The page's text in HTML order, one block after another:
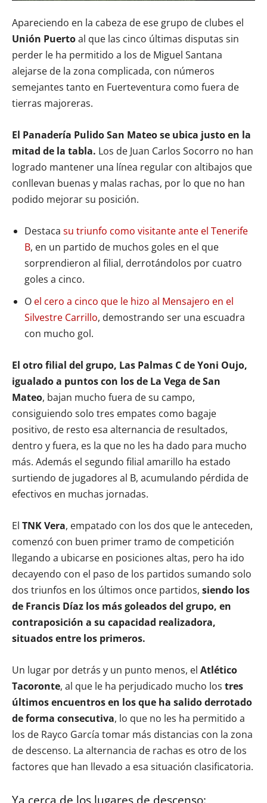
Apareciendo en la cabeza de ese grupo de clubes el
Unión Puertoal que las cinco últimas disputas sin
perder le ha permitido a los de Miguel Santana
alejarse de la zona complicada, con números
semejantes tanto en Fuerteventura como fuera de
tierras majoreras.
El Panadería Pulido San Mateo se ubica justo en la
mitad de la tabla. Los de Juan Carlos Socorro no han
logrado mantener una línea regular con altibajos que
conllevan buenas y malas rachas, por lo que no han
podido mejorar su posición.
Destaca su triunfo como visitante ante el Tenerife
B, en un partido de muchos goles en el que
sorprendieron al filial, derrotándolos por cuatro
goles a cinco.
O el cero a cinco que le hizo al Mensajero en el
Silvestre Carrillo, demostrando ser una escuadra
con mucho gol.
El otro filial del grupo, Las Palmas C de Yoni Oujo,
igualado a puntos con los de La Vega de San
Mateo, bajan mucho fuera de su campo,
consiguiendo solo tres empates como bagaje
positivo, de resto esa alternancia de resultados,
dentro y fuera, es la que no les ha dado para mucho
más. Además el segundo filial amarillo ha estado
surtiendo de jugadores al B, acumulando pérdida de
efectivos en muchas jornadas.
El TNK Vera, empatado con los dos que le anteceden,
comenzó con buen primer tramo de competición
llegando a ubicarse en posiciones altas, pero ha ido
decayendo con el paso de los partidos sumando solo
dos triunfos en los últimos once partidos, siendo los
de Francis Díaz los más goleados del grupo, en
contraposición a su capacidad realizadora,
situados entre los primeros.
Un lugar por detrás y un punto menos, el Atlético
Tacoronte, al que le ha perjudicado mucho los tres
últimos encuentros en los que ha salido derrotado
de forma consecutiva, lo que no les ha permitido a
los de Rayco García tomar más distancias con la zona
de descenso. La alternancia de rachas es otro de los
factores que han llevado a esa situación clasificatoria.
Ya cerca de los lugares de descenso: